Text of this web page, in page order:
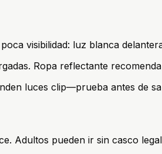
visibilidad: luz blanca
Ropa reflectante
luces clip—prueba antes de
Adultos pueden ir sin casco